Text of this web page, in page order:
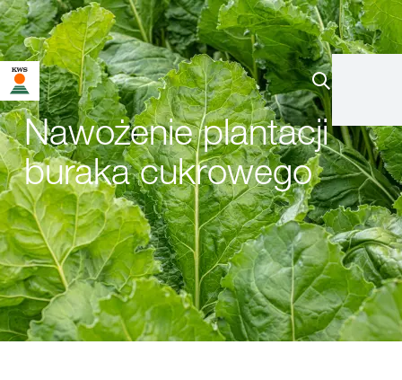
Nawożenie plantacji
buraka cukrowego